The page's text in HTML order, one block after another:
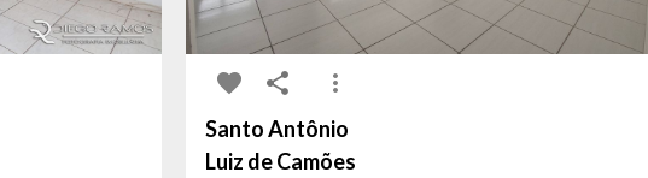
Santo Antônio
Luiz de Camões